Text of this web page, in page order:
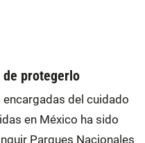
de protegerlo
del cuidado
en México ha sido
Parques Nacionales